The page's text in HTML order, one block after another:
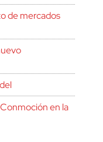
de mercados
en la